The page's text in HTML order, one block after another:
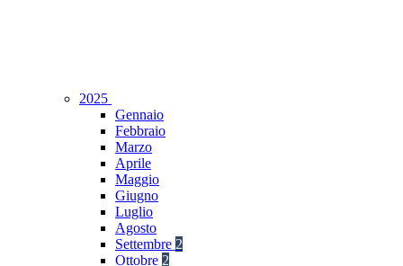
2025
Gennaio
Febbraio
Marzo
Aprile
Maggio
Giugno
Luglio
Agosto
Settembre 2
Ottobre 2